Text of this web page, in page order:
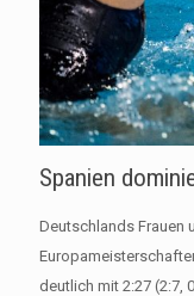
Spanien
Deutschlands Frauen
deutlich mit 2:27 (2:7,